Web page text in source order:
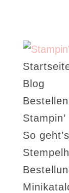
Blog
Bestellen
So geht’s